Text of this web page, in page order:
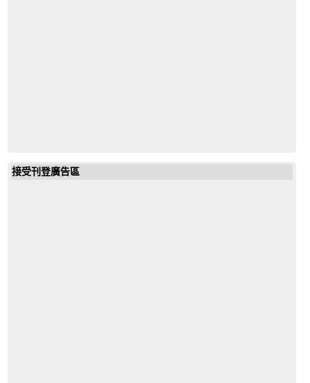
接受刊登廣告區